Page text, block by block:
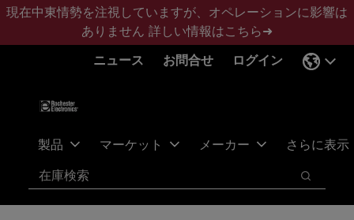
メ
ン
フ
タ
現在中東情勢を注視していますが、オペレーションに影響は
ありません 詳しい情報はこちら➜
ニュース
お問合せ ログイン
製品 マーケット メーカー さらに表示
検索
検索